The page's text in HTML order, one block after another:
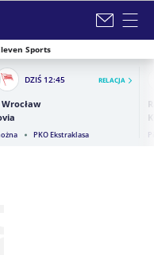
Sports
DZIŚ 12:45 RELACJA
PKO Ekstraklasa